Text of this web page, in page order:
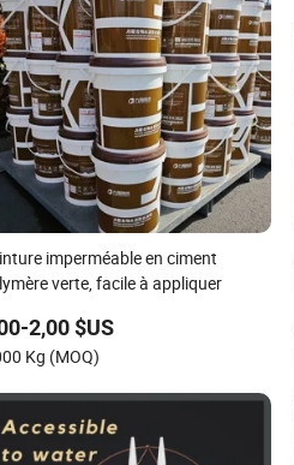
imperméable en ciment
verte, facile à appliquer
2,00 $US
Kg (MOQ)